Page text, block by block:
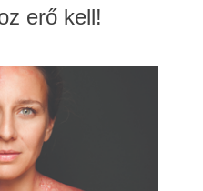
erő kell!